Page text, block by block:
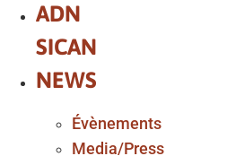
ADN
SICAN
NEWS
Évènements
Media/Press